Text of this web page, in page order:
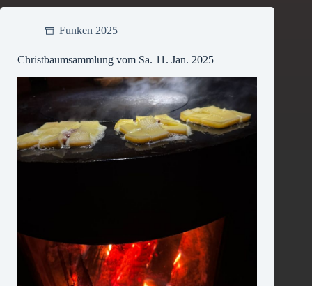
Funken 2025
Christbaumsammlung vom Sa. 11. Jan. 2025